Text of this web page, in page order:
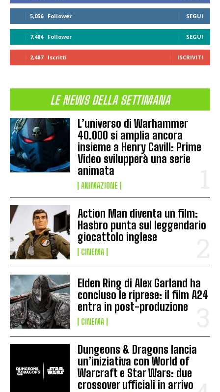
5,056 Follower SEGUI
7,484 Follower SEGUI
2,487 Iscritti ISCRIVITI
LE NEWS DELLA SETTIMANA
L’universo di Warhammer
40.000 si amplia ancora
insieme a Henry Cavill: Prime
Video svilupperà una serie
animata
ANIMAZIONE
Action Man diventa un film:
Hasbro punta sul leggendario
giocattolo inglese
CINEMA
Elden Ring di Alex Garland ha
concluso le riprese: il film A24
entra in post-produzione
CINEMA
Dungeons & Dragons lancia
un’iniziativa con World of
Warcraft e Star Wars: due
crossover ufficiali in arrivo